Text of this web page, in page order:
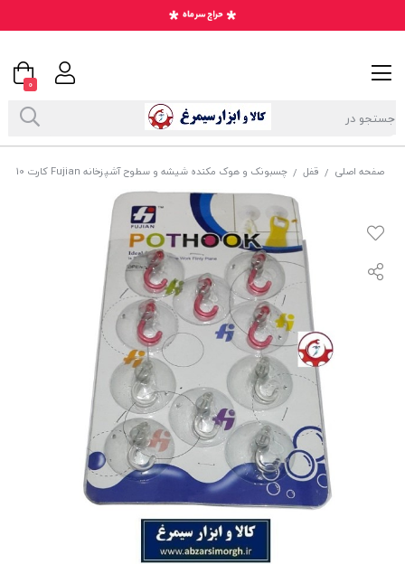
صفحه اصلی / قفل / چسبونک و هوک مکنده شیشه و سطوح آشپزخانه Fujian کارت 10 عددی فروش تک و تعداد KCB-012
0